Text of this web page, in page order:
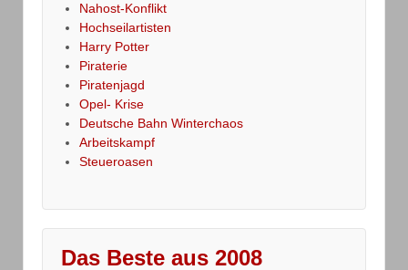
Nahost-Konflikt
Hochseilartisten
Harry Potter
Piraterie
Piratenjagd
Opel- Krise
Deutsche Bahn Winterchaos
Arbeitskampf
Steueroasen
Das Beste aus 2008